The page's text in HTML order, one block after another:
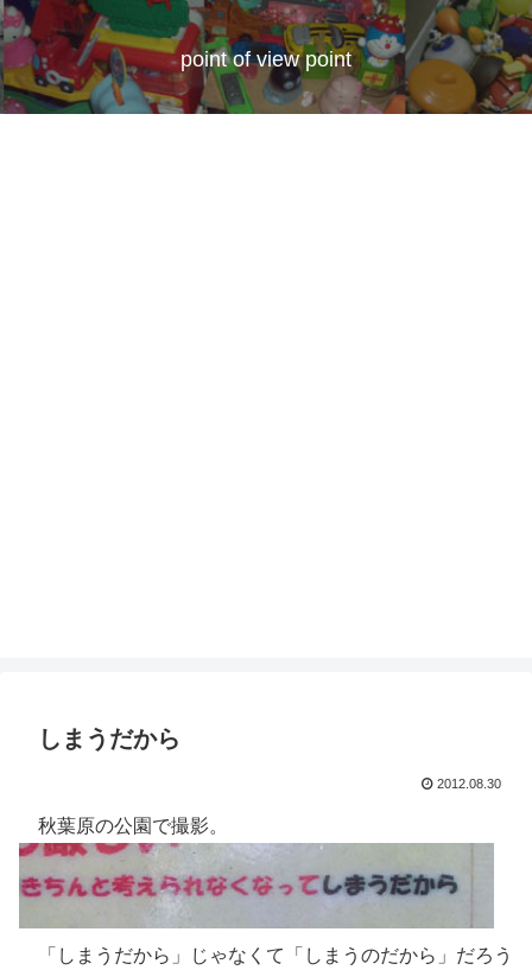
point of view point
しまうだから
2012.08.30
秋葉原の公園で撮影。
「しまうだから」じゃなくて「しまうのだから」だろう